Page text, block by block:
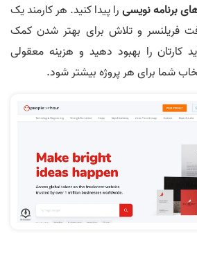
برنامه نویسیرا پیدا کنید. هر کارمند یک
فریلنسر و تلاش برای بهتر شدن کمک
کارتان را بهبود دهید و هزینه معقولی
شما برای هر پروژه بیشتر شود.